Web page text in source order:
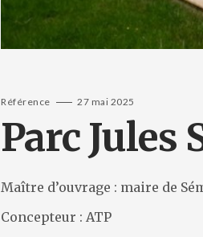
Référence 27 mai 2025
Parc Jules
Maître d’ouvrage : maire de
Concepteur : ATP